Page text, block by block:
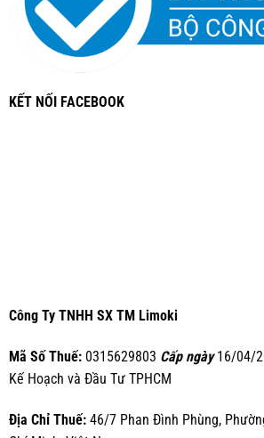
KẾT NỐI FACEBOOK
Công Ty TNHH SX TM Limoki
Mã Số Thuế:0315629803 Cấp ngày16/04/
Kế Hoạch và Đầu Tư TPHCM
Địa Chỉ Thuế:46/7 Phan Đình Phùng,